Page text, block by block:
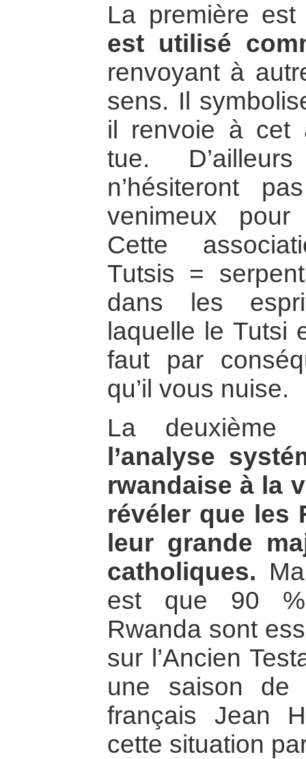
La première
est utilisé
renvoyant à
sens. Il
il renvoie à cet
tue.
n’hésiteront
venimeux
Cette
Tutsis =
dans les
laquelle le Tutsi
faut par
qu’il vous nuise.
La deuxième
l’analyse
rwandaise à la
révéler que les
leur grande
catholiques.
est que 90
Rwanda sont
sur l’Ancien
une saison de
français Jean
cette situation